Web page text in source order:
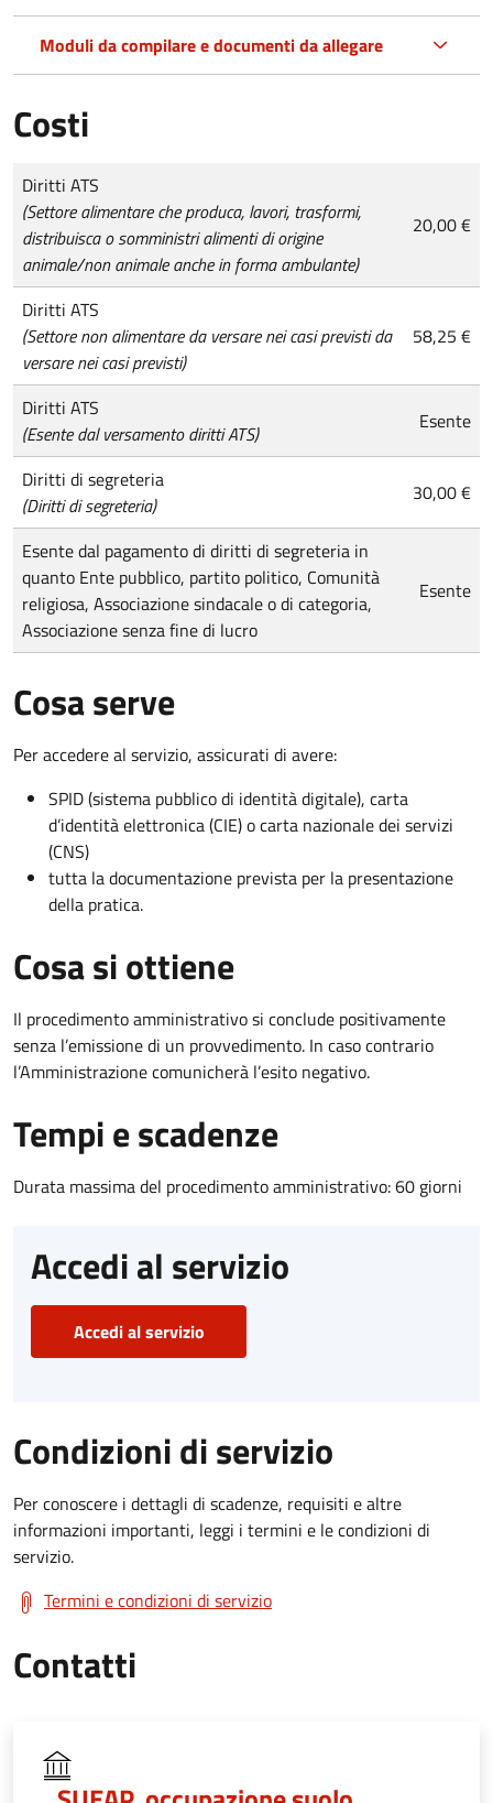
Moduli da compilare e documenti da allegare
Costi
Tipo di pagamento
Importo
Diritti ATS
(Settore alimentare che produca, lavori, trasformi,
distribuisca o somministri alimenti di origine
animale/non animale anche in forma ambulante)
20,00 €
Diritti ATS
(Settore non alimentare da versare nei casi previsti da
versare nei casi previsti)
58,25 €
Diritti ATS
(Esente dal versamento diritti ATS)
Esente
Diritti di segreteria
(Diritti di segreteria)
30,00 €
Esente dal pagamento di diritti di segreteria in
quanto Ente pubblico, partito politico, Comunità
religiosa, Associazione sindacale o di categoria,
Associazione senza fine di lucro
Esente
Cosa serve
Per accedere al servizio, assicurati di avere:
SPID (sistema pubblico di identità digitale), carta
d’identità elettronica (CIE) o carta nazionale dei servizi
(CNS)
tutta la documentazione prevista per la presentazione
della pratica.
Cosa si ottiene
Il procedimento amministrativo si conclude positivamente
senza l’emissione di un provvedimento. In caso contrario
l’Amministrazione comunicherà l’esito negativo.
Tempi e scadenze
Durata massima del procedimento amministrativo: 60 giorni
Accedi al servizio
Accedi al servizio
Condizioni di servizio
Per conoscere i dettagli di scadenze, requisiti e altre
informazioni importanti, leggi i termini e le condizioni di
servizio.
Termini e condizioni di servizio
Contatti